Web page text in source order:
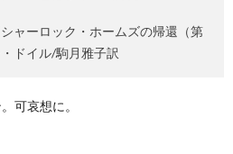
ャーロック・ホームズの帰還（第
ドイル/駒月雅子訳
可哀想に。